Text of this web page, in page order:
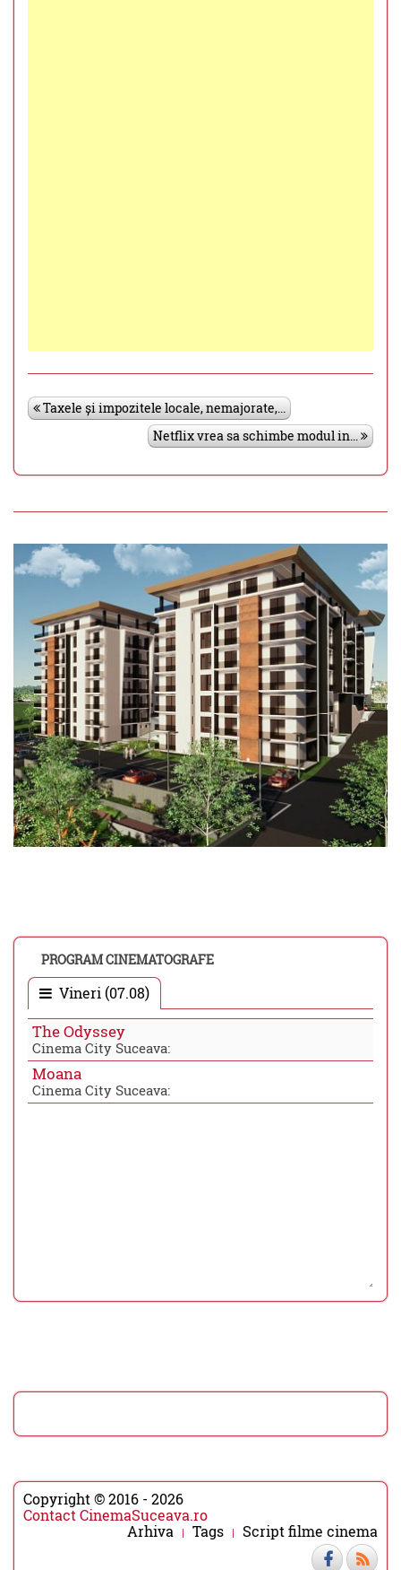
Taxele și impozitele locale, nemajorate,...
Netflix vrea sa schimbe modul in...
PROGRAM CINEMATOGRAFE
Vineri (07.08)
The Odyssey
Cinema City Suceava:
Moana
Cinema City Suceava:
Copyright © 2016 - 2026
Contact CinemaSuceava.ro
Arhiva
Tags Script filme cinema